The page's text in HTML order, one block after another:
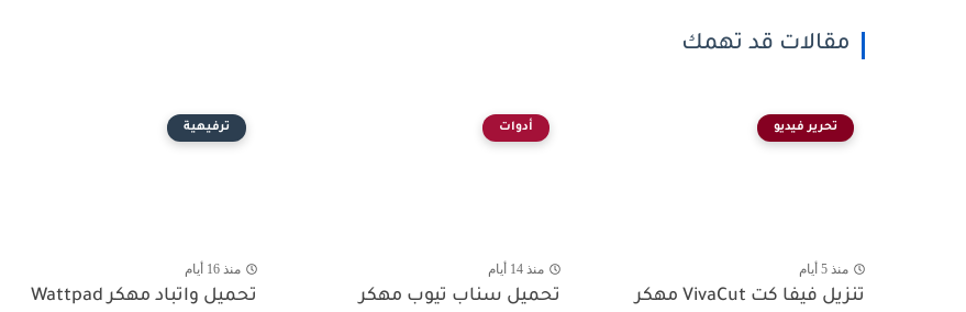
مقالات قد تهمك
تحرير فيديو
منذ 5 أيام
تنزيل فيفا كت VivaCut مهكر
أدوات
منذ 14 أيام
تحميل سناب تيوب مهكر
ترفيهية
منذ 16 أيام
تحميل واتباد مهكر Wattpad